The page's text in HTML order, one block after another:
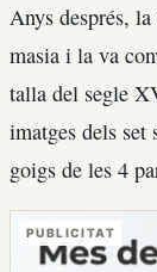
Anys després,
masia i la va
talla del segle
imatges dels set
goigs de les 4
PUBLICITAT